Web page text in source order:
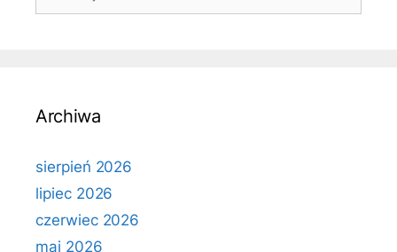
Archiwa
sierpień 2026
lipiec 2026
czerwiec 2026
maj 2026